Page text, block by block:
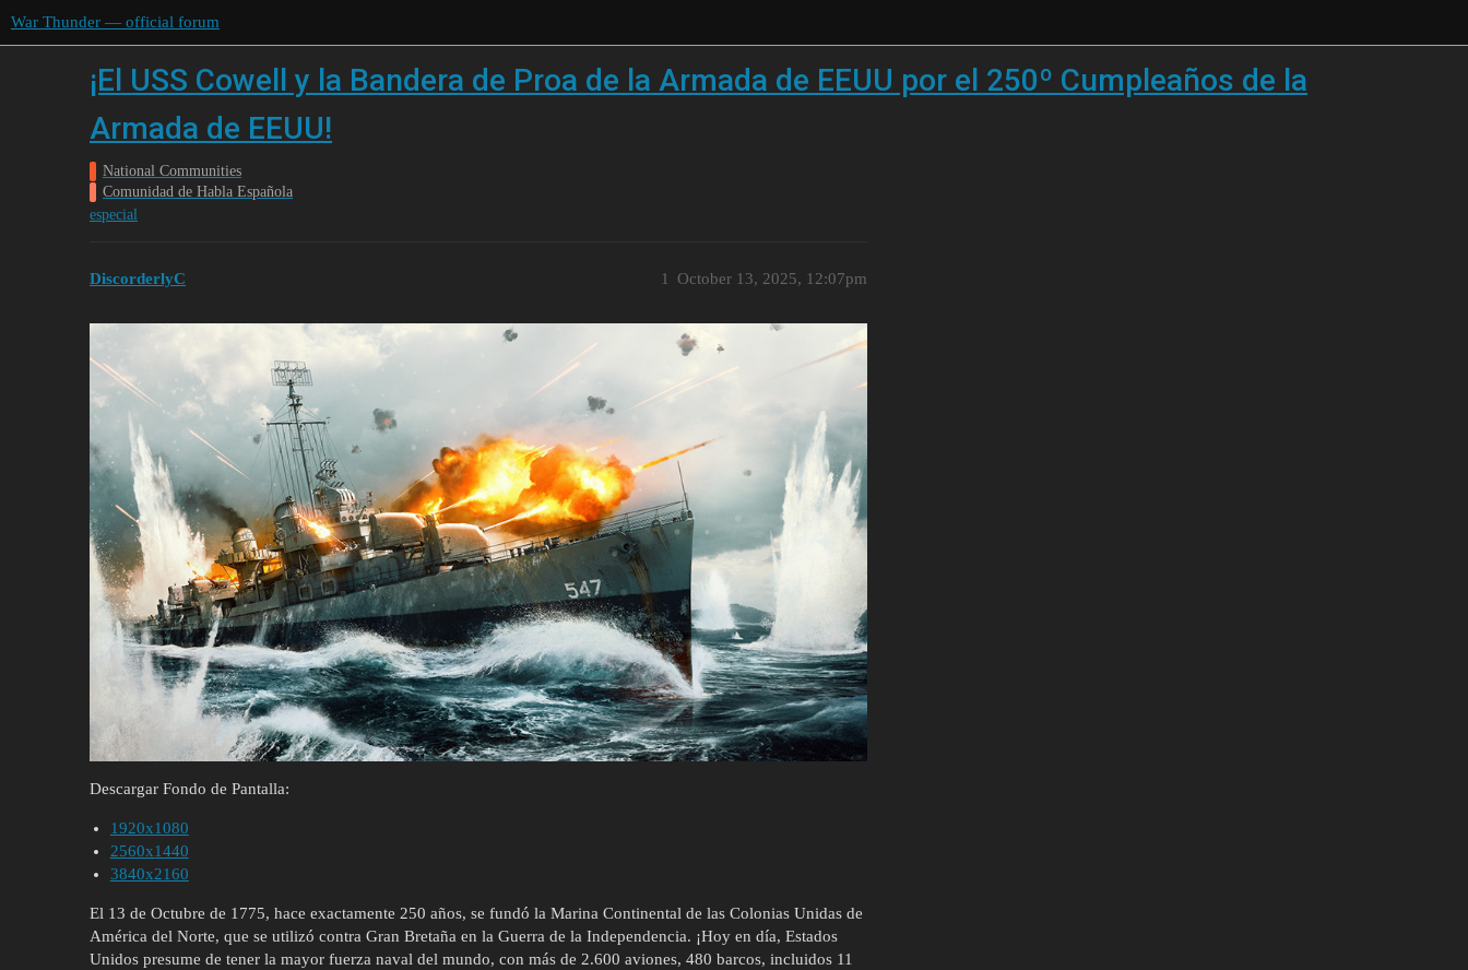
War Thunder — official forum
¡El USS Cowell y la Bandera de Proa de la Armada de EEUU por el 250º Cumpleaños de la
Armada de EEUU!
National Communities
Comunidad de Habla Española
especial
DiscorderlyC October 13, 2025, 12:07pm
1
Descargar Fondo de Pantalla:
1920x1080
2560x1440
3840x2160
El 13 de Octubre de 1775, hace exactamente 250 años, se fundó la Marina Continental de las Colonias Unidas de
América del Norte, que se utilizó contra Gran Bretaña en la Guerra de la Independencia. ¡Hoy en día, Estados
Unidos presume de tener la mayor fuerza naval del mundo, con más de 2.600 aviones, 480 barcos, incluidos 11